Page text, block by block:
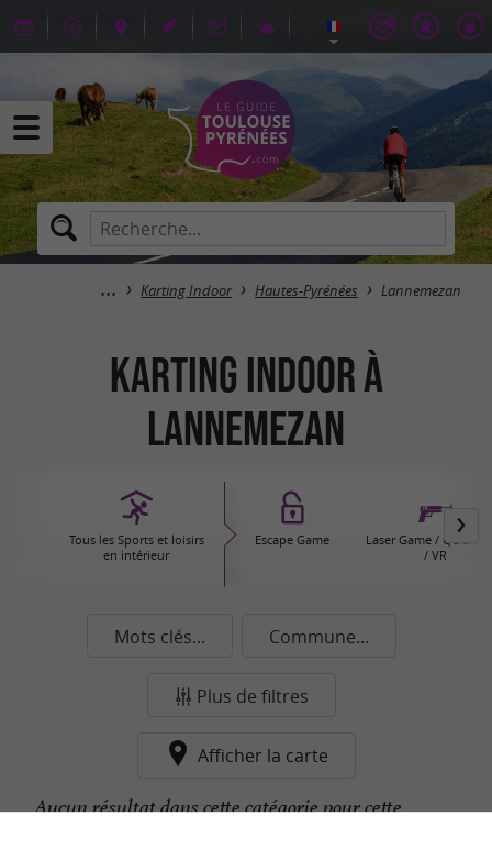
Karting Indoor Hautes-Pyrénées Lannemezan
Karting Indoor à
Lannemezan
Tous les Sports et loisirs
en intérieur
Escape Game
Laser Game / Quiz
/ VR
Mots clés... Commune...
Plus de filtres
Afficher la carte
Aucun résultat dans cette catégorie pour cette